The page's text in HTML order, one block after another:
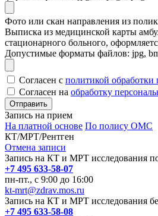
Фото или скан направления из
Выписка из медицинской карты
стационарного больного,
Допустимые форматы файлов: jpg,
Согласен с политикой
Согласен на обработку
Запись на прием
На платной основе По полису ОМС
КТ/МРТ/Рентген
Отмена записи
Запись на КТ и МРТ исследования
+7 495 633-58-07
пн-пт., с 9:00 до 16:00
kt-mrt@zdrav.mos.ru
Запись на КТ и МРТ исследования
+7 495 633-58-08